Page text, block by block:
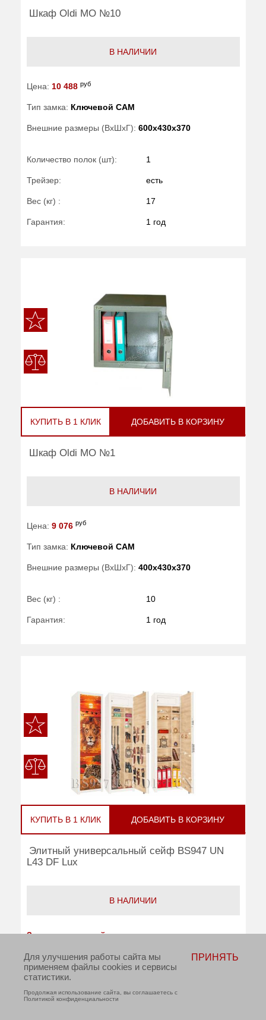
Шкаф Oldi МО №10
В НАЛИЧИИ
Цена: 10 488 руб
Тип замка: Ключевой САМ
Внешние размеры (ВхШхГ): 600x430x370
Количество полок (шт): 1
Трейзер: есть
Вес (кг) : 17
Гарантия: 1 год
КУПИТЬ В 1 КЛИК ДОБАВИТЬ В КОРЗИНУ
Шкаф Oldi МО №1
В НАЛИЧИИ
Цена: 9 076 руб
Тип замка: Ключевой САМ
Внешние размеры (ВхШхГ): 400x430x370
Вес (кг) : 10
Гарантия: 1 год
КУПИТЬ В 1 КЛИК ДОБАВИТЬ В КОРЗИНУ
Элитный универсальный сейф BS947 UN
L43 DF Lux
В НАЛИЧИИ
Звоните и уточняйте цену
Количество стволов: 5-7
Тип замка:
Внешние размеры (ВхШхГ): 1700x470x350
Для улучшения работы сайта мы
применяем файлы cookies и сервисы
статистики.
Продолжая использование сайта, вы соглашаетесь с
Политикой конфиденциальности
ПРИНЯТЬ